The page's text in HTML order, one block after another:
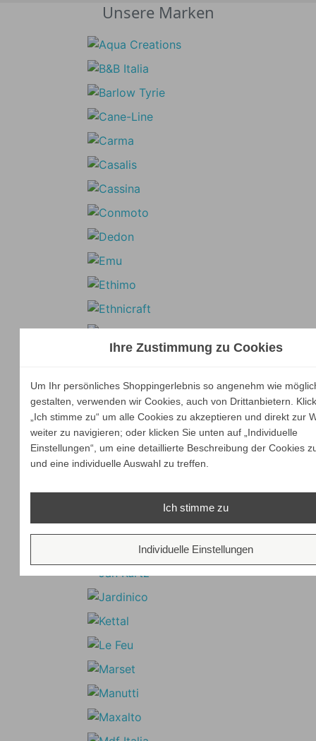
Unsere Marken
Ihre Zustimmung zu Cookies
Um Ihr persönliches Shoppingerlebnis so angenehm wie
gestalten, verwenden wir Cookies, auch von Drittanbietern.
„Ich stimme zu“ um alle Cookies zu akzeptieren und direkt zur
weiter zu navigieren; oder klicken Sie unten auf „Individuelle
Einstellungen“, um eine detaillierte Beschreibung der Cookies
und eine individuelle Auswahl zu treffen.
Ich stimme zu
Individuelle Einstellungen